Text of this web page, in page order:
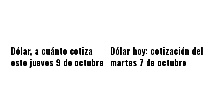
Dólar, a cuánto cotiza
este jueves 9 de octubre
Dólar hoy: cotización del
martes 7 de octubre